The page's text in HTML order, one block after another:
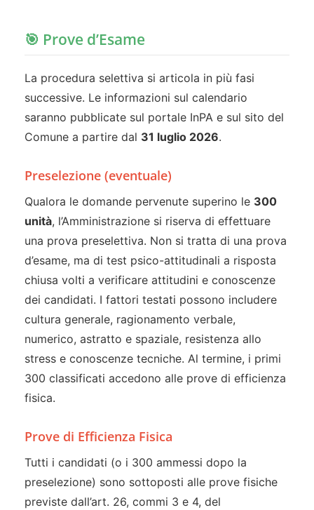
🎯 Prove d’Esame
La procedura selettiva si articola in più fasi
successive. Le informazioni sul calendario
saranno pubblicate sul portale InPA e sul sito del
Comune a partire dal 31 luglio 2026.
Preselezione (eventuale)
Qualora le domande pervenute superino le 300
unità, l’Amministrazione si riserva di effettuare
una prova preselettiva. Non si tratta di una prova
d’esame, ma di test psico-attitudinali a risposta
chiusa volti a verificare attitudini e conoscenze
dei candidati. I fattori testati possono includere
cultura generale, ragionamento verbale,
numerico, astratto e spaziale, resistenza allo
stress e conoscenze tecniche. Al termine, i primi
300 classificati accedono alle prove di efficienza
fisica.
Prove di Efficienza Fisica
Tutti i candidati (o i 300 ammessi dopo la
preselezione) sono sottoposti alle prove fisiche
previste dall’art. 26, commi 3 e 4, del